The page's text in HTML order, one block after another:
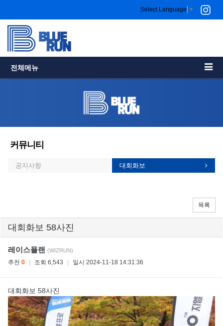
Select Language ▼
전체메뉴
커뮤니티
공지사항 대회화보
목록
대회화보 58사진
레이스플랜 (WIZRUN)
추천 0 | 조회 6,543 | 일시 2024-11-18 14:31:36
대회화보 58사진